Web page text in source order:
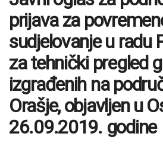
prijava za
sudjelovanje u radu
za tehnički pregled
izgrađenih na
Orašje, objavljen u
26.09.2019. godine